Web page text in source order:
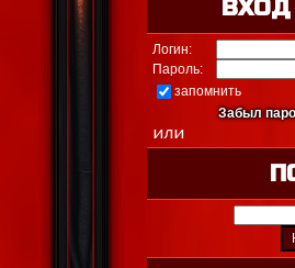
ВХОД
Логин:
Пароль:
запомнить
Забыл
или